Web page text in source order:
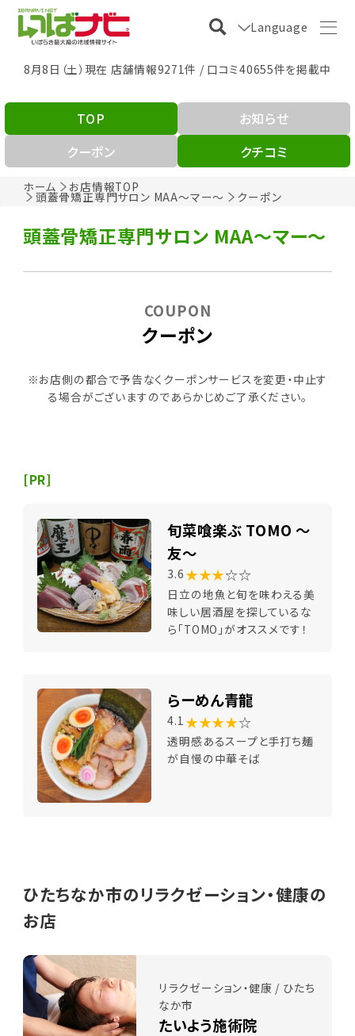
Language
8月8日（土）現在 店舗情報9271件 / 口コミ40655件を掲載中
ホーム お店情報TOP
頭蓋骨矯正専門サロン MAA～マー～ クーポン
TOP
お知らせ
クーポン
クチコミ
頭蓋骨矯正専門サロン MAA～マー～
クーポン
COUPON
※お店側の都合で予告なくクーポンサービスを変更・中止す
る場合がございますのであらかじめご了承ください。
[PR]
旬菜喰楽ぶ TOMO ～
友～
3.6 ★★★☆☆
日立の地魚と旬を味わえる美
味しい居酒屋を探しているな
ら「TOMO」がオススメです！
らーめん青龍
4.1 ★★★★☆
透明感あるスープと手打ち麺
が自慢の中華そば
ひたちなか市のリラクゼーション・健康の
お店
リラクゼーション・健康 / ひたち
なか市
たいよう施術院